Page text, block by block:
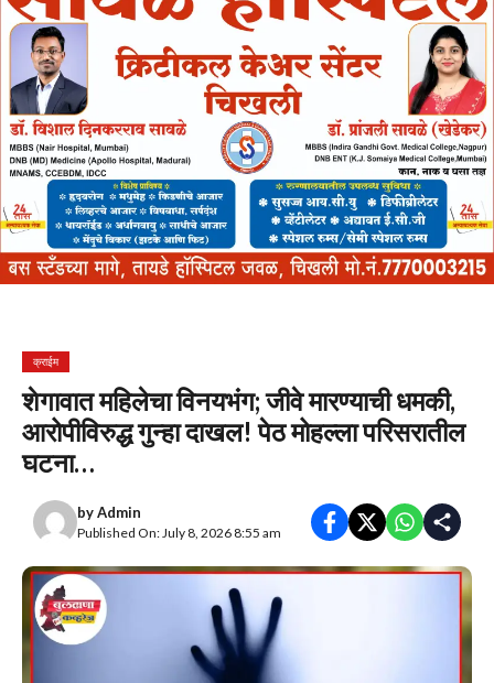
क्राईम
शेगावात महिलेचा विनयभंग; जीवे मारण्याची धमकी,
आरोपीविरुद्ध गुन्हा दाखल! पेठ मोहल्ला परिसरातील
घटना…
byAdmin
Published On: July 8, 2026 8:55 am